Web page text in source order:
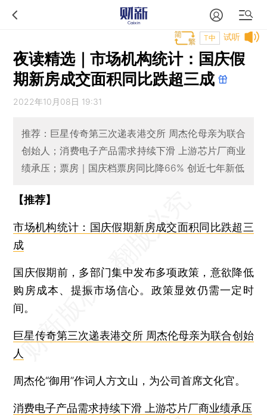
试听
T中
夜读精选｜市场机构统计：国庆假
期新房成交面积同比跌超三成
2022年10月08日 19:31
推荐：巨星传奇第三次递表港交所 周杰伦母亲为联合
创始人；消费电子产品需求持续下滑 上游芯片厂商业
绩承压；票房｜国庆档票房同比降66% 创近七年新低
【推荐】
市场机构统计：国庆假期新房成交面积同比跌超三
成
国庆假期前，多部门集中发布多项政策，意欲降低
购房成本、提振市场信心。政策显效仍需一定时
间。
巨星传奇第三次递表港交所 周杰伦母亲为联合创始
人
周杰伦“御用”作词人方文山，为公司首席文化官。
消费电子产品需求持续下滑 上游芯片厂商业绩承压